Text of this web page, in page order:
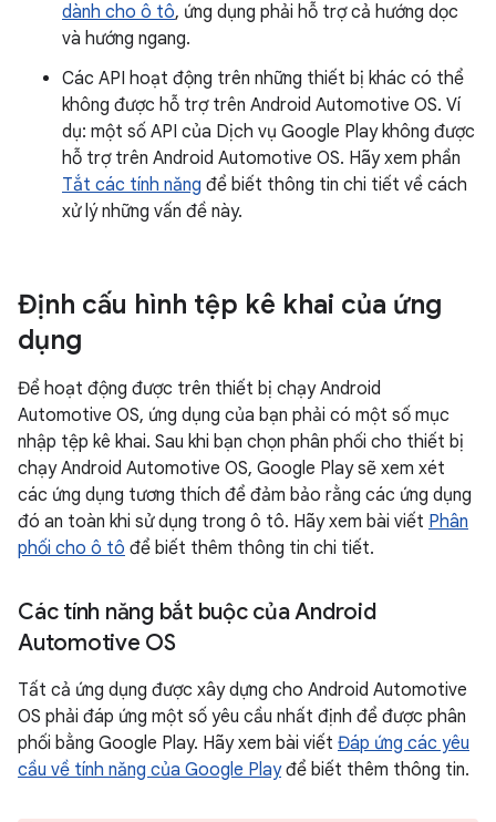
dành cho ô tô, ứng dụng phải hỗ trợ cả hướng dọc
và hướng ngang.
Các API hoạt động trên những thiết bị khác có thể
không được hỗ trợ trên Android Automotive OS. Ví
dụ: một số API của Dịch vụ Google Play không được
hỗ trợ trên Android Automotive OS. Hãy xem phần
Tắt các tính năng để biết thông tin chi tiết về cách
xử lý những vấn đề này.
Định cấu hình tệp kê khai của ứng
dụng
Để hoạt động được trên thiết bị chạy Android
Automotive OS, ứng dụng của bạn phải có một số mục
nhập tệp kê khai. Sau khi bạn chọn phân phối cho thiết bị
chạy Android Automotive OS, Google Play sẽ xem xét
các ứng dụng tương thích để đảm bảo rằng các ứng dụng
đó an toàn khi sử dụng trong ô tô. Hãy xem bài viết Phân
phối cho ô tô để biết thêm thông tin chi tiết.
Các tính năng bắt buộc của Android
Automotive OS
Tất cả ứng dụng được xây dựng cho Android Automotive
OS phải đáp ứng một số yêu cầu nhất định để được phân
phối bằng Google Play. Hãy xem bài viết Đáp ứng các yêu
cầu về tính năng của Google Playđể biết thêm thông tin.